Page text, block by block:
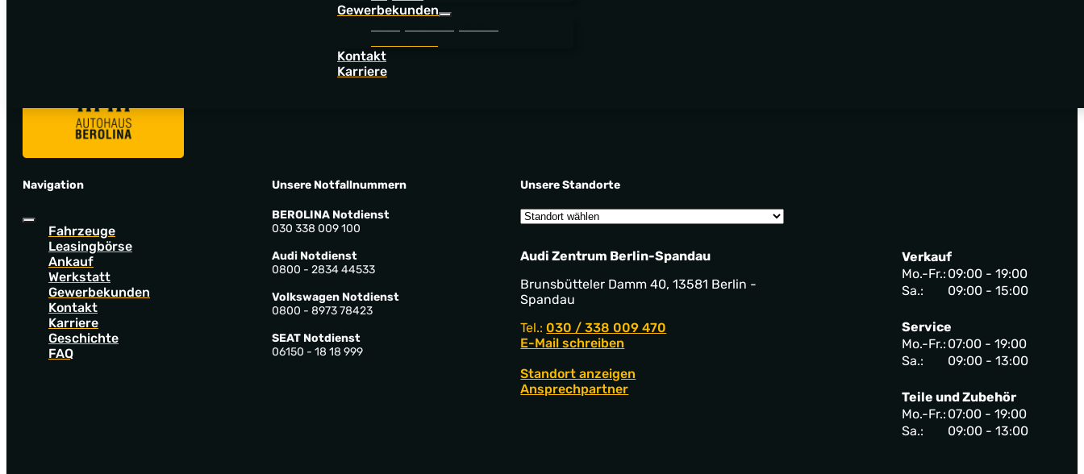
Gewerbekunden
Kontakt
Karriere
Navigation
Fahrzeuge
Leasingbörse
Ankauf
Werkstatt
Gewerbekunden
Kontakt
Karriere
Geschichte
FAQ
Unsere Notfallnummern
BEROLINA Notdienst
030 338 009 100
Audi Notdienst
0800 - 2834 44533
Volkswagen Notdienst
0800 - 8973 78423
SEAT Notdienst
06150 - 18 18 999
Unsere Standorte
Audi Zentrum Berlin-Spandau
Brunsbütteler Damm 40, 13581 Berlin -
Spandau
Tel.: 030 / 338 009 470
E-Mail schreiben
Standort anzeigen
Ansprechpartner
Verkauf
Mo.-Fr.: 09:00 - 19:00
Sa.:
09:00 - 15:00
Service
Mo.-Fr.: 07:00 - 19:00
Sa.:
09:00 - 13:00
Teile und Zubehör
Mo.-Fr.: 07:00 - 19:00
Sa.:
09:00 - 13:00